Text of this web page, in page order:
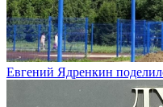
Евгений Ядренкин